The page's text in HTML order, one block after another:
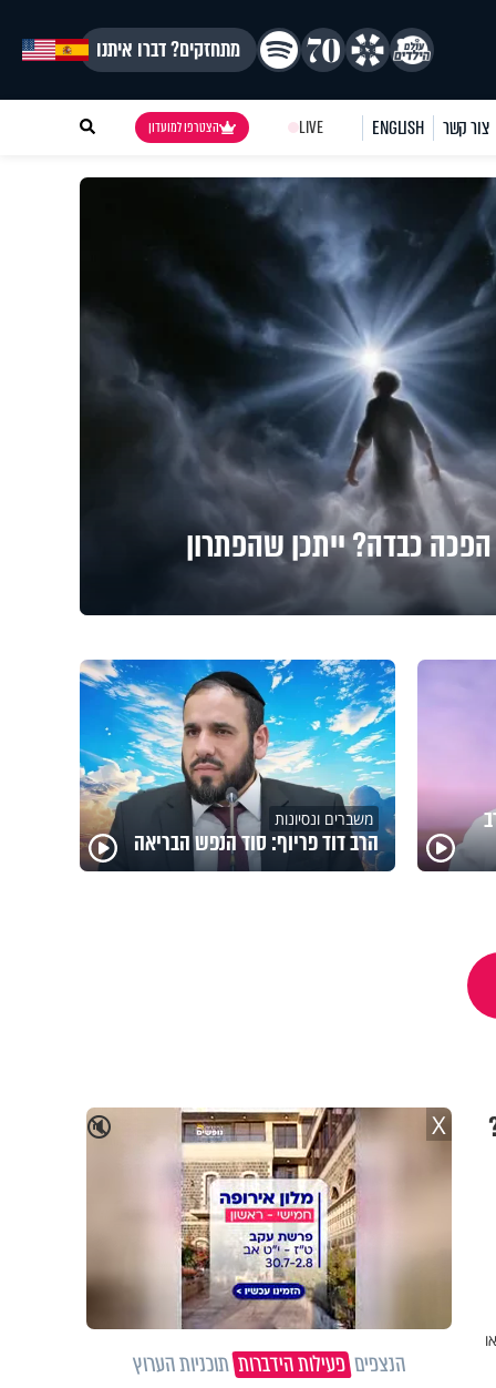
מתחזקים? דברו איתנו
צור קשר ENGLISH
LIVE הצטרפו למועדון
כבדה? ייתכן שהפתרון
משברים ונסיונות
הרב דוד פריוף: סוד הנפש הבריאה
🔇 X
הנצפיםפעילות הידברותתוכניות הערוץ